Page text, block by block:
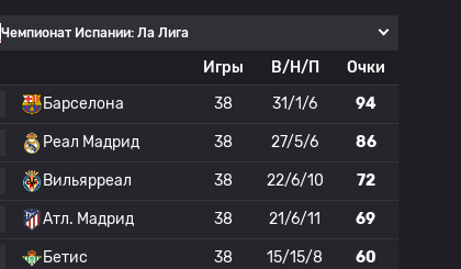
Чемпионат Испании: Ла Лига
Игры В/Н/П
Очки
Барселона 38 31/1/6 94
Реал Мадрид 38 27/5/6 86
Вильярреал 38 22/6/10 72
Атл. Мадрид 38 21/6/11 69
Бетис 38 15/15/8 60